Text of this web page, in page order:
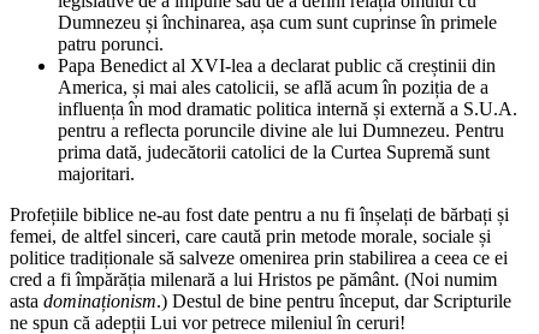
Dumnezeu și închinarea, așa cum sunt cuprinse în primele
patru porunci.
Papa Benedict al XVI-lea a declarat public că creștinii din
America, și mai ales catolicii, se află acum în poziția de a
influența în mod dramatic politica internă și externă a S.U.A.
pentru a reflecta poruncile divine ale lui Dumnezeu. Pentru
prima dată, judecătorii catolici de la Curtea Supremă sunt
majoritari.
Profețiile biblice ne-au fost date pentru a nu fi înșelați de bărbați și
femei, de altfel sinceri, care caută prin metode morale, sociale și
politice tradiționale să salveze omenirea prin stabilirea a ceea ce ei
cred a fi împărăția milenară a lui Hristos pe pământ. (Noi numim
asta dominaționism.) Destul de bine pentru început, dar Scripturile
ne spun că adepții Lui vor petrece mileniul în ceruri!